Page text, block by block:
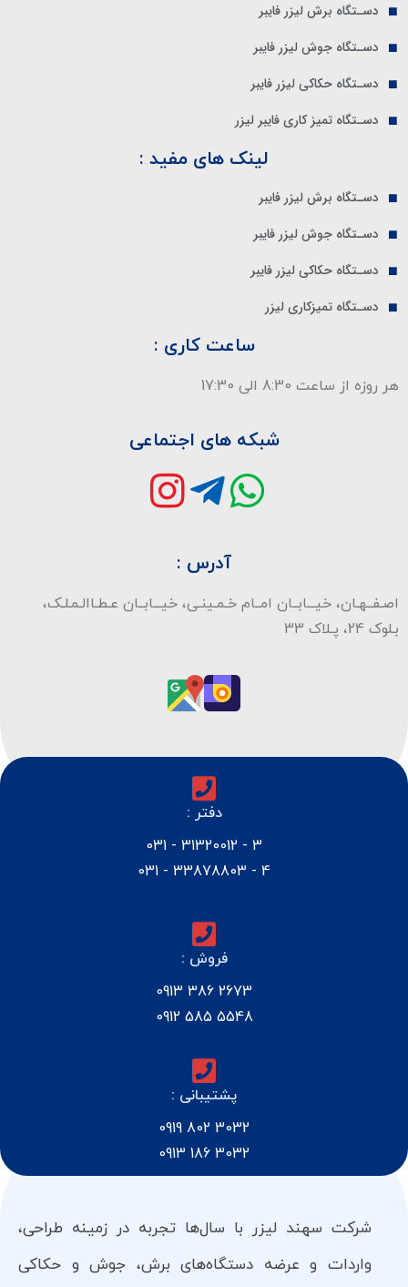
دسـتگاه برش لیزر فایبر
دسـتگاه جوش لیزر فایبر
دسـتگاه حکاکی لیزر فایبر
دسـتگاه تمیز کاری فایبر لیزر
لینک های مفید :
دسـتگاه برش لیزر فایبر
دسـتگاه جوش لیزر فایبر
دسـتگاه حکاکی لیزر فایبر
دسـتگاه تمیزکاری لیزر
ساعت کاری :
هر روزه از ساعت 8:30 الی 17:30
شبکه های اجتماعی
آدرس :
اصـفــهـان، خیـــابــان امــام خـمـینـی، خیـــابــان عـطـاالـمـلـک،
بـلوک 24، پـلاک 33
دفتر :
3 - 31320012 - 031
4 - 33878803 - 031
فروش :
2673 386 0913
5548 585 0912
پشتیبانی :
3032 802 0919
3032 186 0913
شرکت سهند لیزر با سال‌ها تجربه در زمینه طراحی،
واردات و عرضه دستگاه‌های برش، جوش و حکاکی